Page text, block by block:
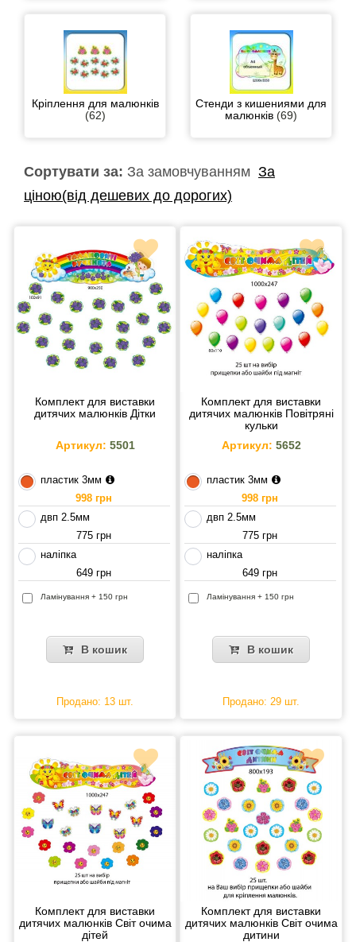
Кріплення для малюнків
(62)
Стенди з кишениями для
малюнків (69)
Сортувати за: За замовчуванням За
ціною(від дешевих до дорогих)
Комплект для виставки
дитячих малюнків Дітки
Артикул: 5501
пластик 3мм
998 грн
двп 2.5мм
775 грн
наліпка
649 грн
Ламінування + 150 грн
В кошик
Продано: 13 шт.
Комплект для виставки
дитячих малюнків Повітряні
кульки
Артикул: 5652
пластик 3мм
998 грн
двп 2.5мм
775 грн
наліпка
649 грн
Ламінування + 150 грн
В кошик
Продано: 29 шт.
Комплект для виставки
дитячих малюнків Світ очима
дітей
Комплект для виставки
дитячих малюнків Світ очима
дитини